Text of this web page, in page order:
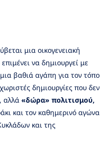
μια οικογενειακή
να δημιουργεί με
βαθιά αγάπη για τον τόπο
δημιουργίες που δεν
αλλά «δώρα» πολιτισμού,
και τον καθημερινό αγώνα
και της